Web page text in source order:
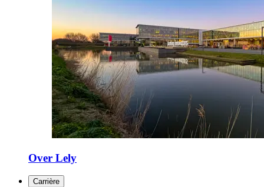
Over Lely
Carrière